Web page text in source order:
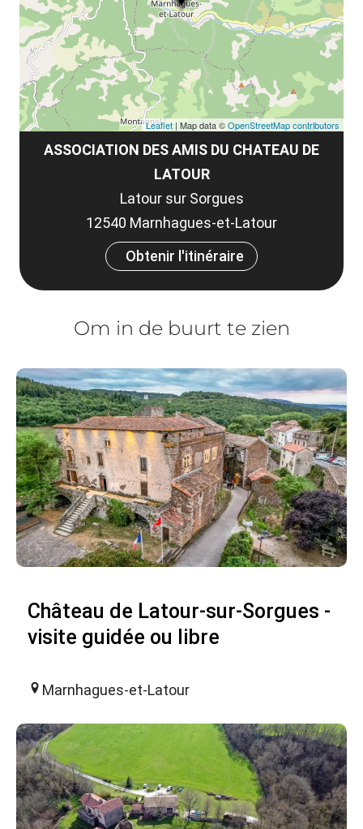
ASSOCIATION DES AMIS DU CHATEAU DE
LATOUR
Latour sur Sorgues
12540 Marnhagues-et-Latour
Obtenir l'itinéraire
Leaflet | Map data ©OpenStreetMap contributors
Om in de buurt te zien
Château de Latour-sur-Sorgues -
visite guidée ou libre
Marnhagues-et-Latour